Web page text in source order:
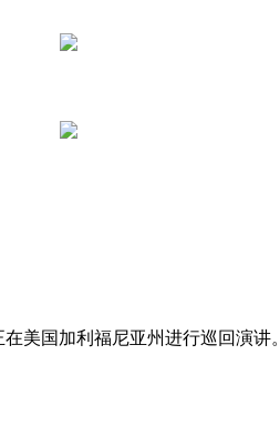
在美国加利福尼亚州进行巡回演